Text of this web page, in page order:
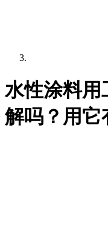
水性涂料用
解吗？用它